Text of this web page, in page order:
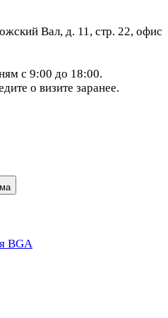
Вал, д. 11, стр. 22, офис
с 9:00 до 18:00.
о визите заранее.
BGA